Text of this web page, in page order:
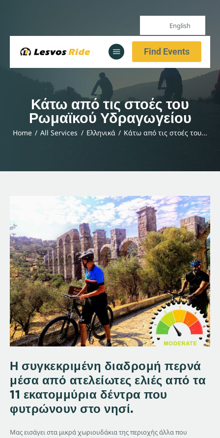
English
Find Events
Κάτω από τις στοές του
Ρωμαϊκού Υδραγωγείου
Home All Services Ελληνικά Κάτω από τις στοές του...
Home
Our Services
All Posts
Home
Our Services
All Posts
Η συγκεκριμένη διαδρομή περνά
μέσα από ατελείωτες ελιές από τα
11 εκατομμύρια δέντρα που
φυτρώνουν στο νησί.
Μας εισάγει στα μικρά χωριουδάκια της περιοχής άλλα που